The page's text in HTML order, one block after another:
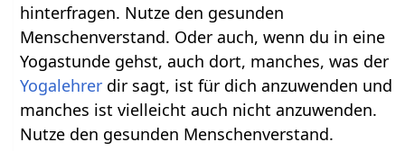
hinterfragen. Nutze den gesunden
Menschenverstand. Oder auch, wenn du in eine
Yogastunde gehst, auch dort, manches, was der
Yogalehrer dir sagt, ist für dich anzuwenden und
manches ist vielleicht auch nicht anzuwenden.
Nutze den gesunden Menschenverstand.